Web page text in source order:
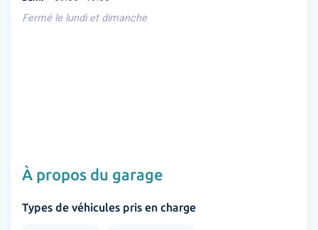
Fermé le lundi et dimanche
À propos du garage
Types de véhicules pris en charge